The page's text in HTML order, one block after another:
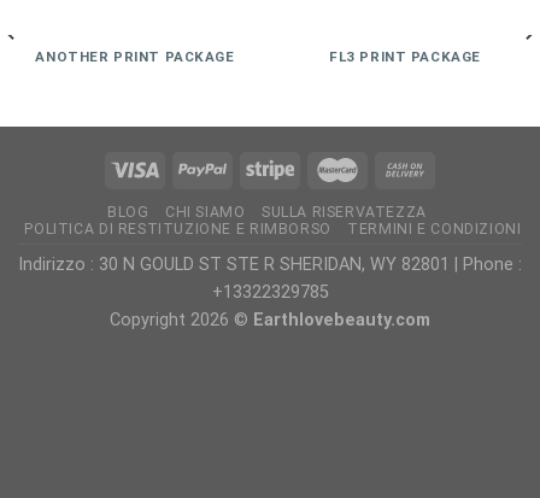
ANOTHER PRINT PACKAGE FL3 PRINT PACKAGE
BLOG CHI SIAMO
SULLA RISERVATEZZA
POLITICA DI RESTITUZIONE E RIMBORSO
TERMINI E CONDIZIONI
Indirizzo : 30 N GOULD ST STE R SHERIDAN, WY 82801 | Phone :
+13322329785
Copyright 2026 © Earthlovebeauty.com